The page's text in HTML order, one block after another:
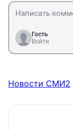
Гость
Войти
Новости СМИ2